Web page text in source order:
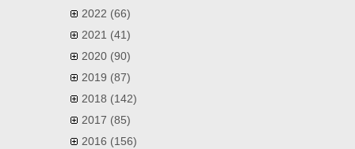
2022 (66)
2021 (41)
2020 (90)
2019 (87)
2018 (142)
2017 (85)
2016 (156)